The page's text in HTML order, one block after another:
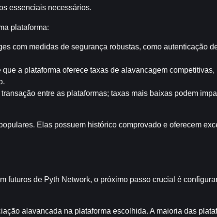
essenciais necessários.
plataforma:
com medidas de segurança robustas, como autenticação
que a plataforma oferece taxas de alavancagem
entre as plataformas; taxas mais baixas podem
Elas possuem histórico comprovado e oferecem
futuros de Pyth Network, o próximo passo crucial é
alavancada na plataforma escolhida. A maioria das